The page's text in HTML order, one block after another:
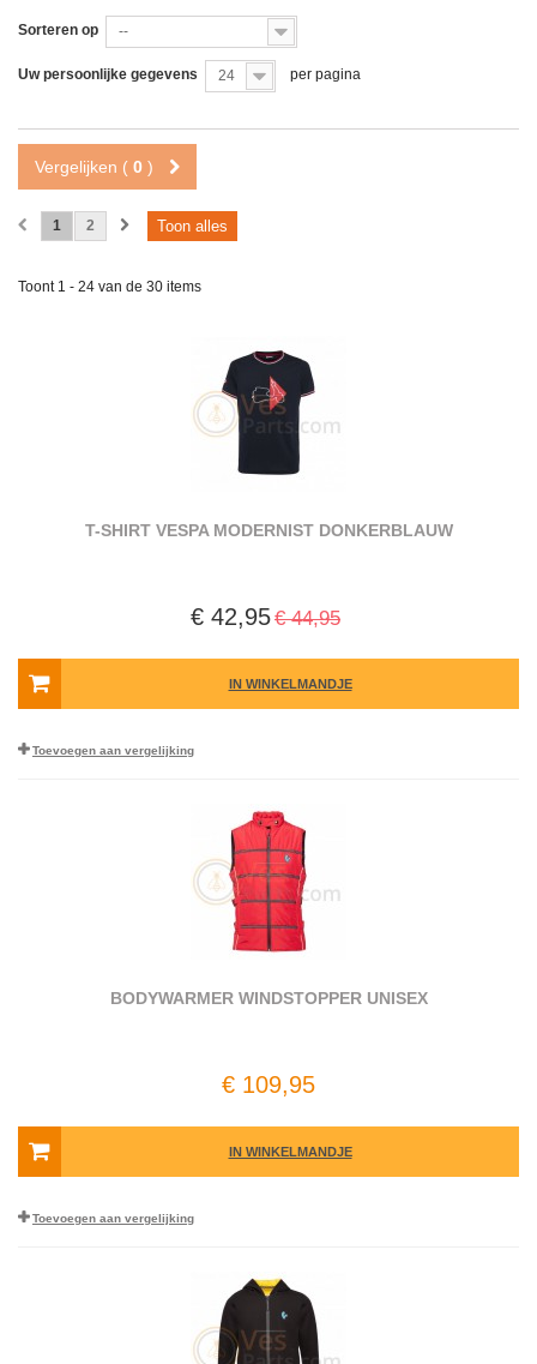
Sorteren op --
Uw persoonlijke gegevens 24 per pagina
Vergelijken ( 0 )
Toon alles
1 2
Toont 1 - 24 van de 30 items
T-SHIRT VESPA MODERNIST DONKERBLAUW
€ 42,95€ 44,95
IN WINKELMANDJE
Toevoegen aan vergelijking
BODYWARMER WINDSTOPPER UNISEX
€ 109,95
IN WINKELMANDJE
Toevoegen aan vergelijking